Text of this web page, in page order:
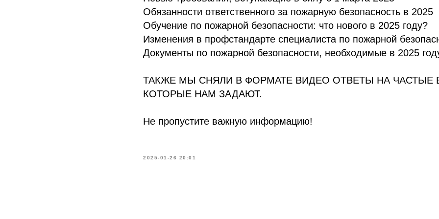
Обязанности ответственного за пожарную безопасность в 2025
Обучение по пожарной безопасности: что нового в 2025 году?
Изменения в профстандарте специалиста по пожарной
Документы по пожарной безопасности, необходимые в 2025
ТАКЖЕ МЫ СНЯЛИ В ФОРМАТЕ ВИДЕО ОТВЕТЫ НА ЧАСТЫЕ
КОТОРЫЕ НАМ ЗАДАЮТ.
Не пропустите важную информацию!
2025-01-26 20:01